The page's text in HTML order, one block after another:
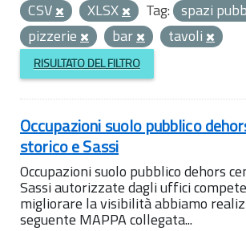
CSV
XLSX Tag: spazi
pizzerie
bar tavoli
RISULTATO DEL FILTRO
Occupazioni suolo pubblico
storico e Sassi
Occupazioni suolo pubblico dehors
Sassi autorizzate dagli uffici
migliorare la visibilità abbiamo
seguente MAPPA collegata...